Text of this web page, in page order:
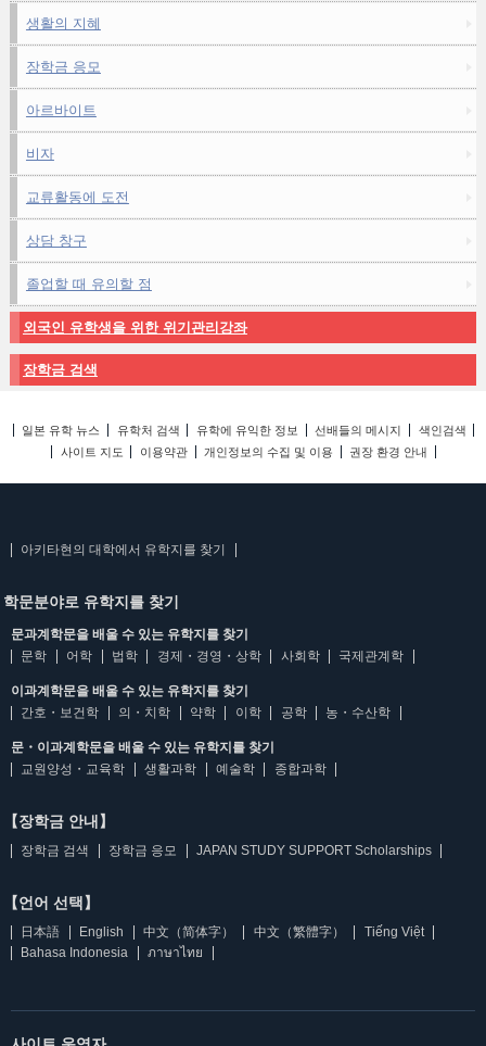
생활의 지혜
장학금 응모
아르바이트
비자
교류활동에 도전
상담 창구
졸업할 때 유의할 점
외국인 유학생을 위한 위기관리강좌
장학금 검색
일본 유학 뉴스 유학처 검색 유학에 유익한 정보 선배들의 메시지
색인검색
사이트 지도
이용약관 개인정보의 수집 및 이용 권장 환경 안내
아키타현의 대학에서 유학지를 찾기
학문분야로 유학지를 찾기
문과계학문을 배울 수 있는 유학지를 찾기
문학
어학 법학 경제・경영・상학 사회학 국제관계학
이과계학문을 배울 수 있는 유학지를 찾기
간호・보건학
의・치학 약학 이학 공학 농・수산학
문・이과계학문을 배울 수 있는 유학지를 찾기
교원양성・교육학
생활과학 예술학 종합과학
【장학금 안내】
장학금 검색 장학금 응모 JAPAN STUDY SUPPORT Scholarships
【언어 선택】
日本語 English 中文（简体字） 中文（繁體字）
Tiếng Việt
Bahasa Indonesia
ภาษาไทย